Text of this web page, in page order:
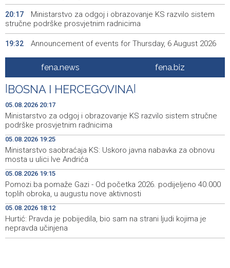
20:17
Ministarstvo za odgoj i obrazovanje KS razvilo sistem
stručne podrške prosvjetnim radnicima
19:32 Announcement of events for Thursday, 6 August 2026
Rise in electric scooter injuries among children; Biloš:
Head and facial injuries most common
19:25
Ministarstvo saobraćaja KS: Uskoro javna nabavka za
obnovu mosta u ulici Ive Andrića
19:15
Pomozi.ba pomaže Gazi - Od početka 2026. podijeljeno
40.000 toplih obroka, u augustu nove aktivnosti
19:12
Conference on representation of constituent peoples
and Others in BiH institutions on August 7
19:12
'Šetnica kulture' nastavljena modnom revijom i
predstavljanjem kozmetike
19:05
Prosecutor's Office indicts former Court of BiH
employee for alleged embezzlement
fena.news fena.biz
BOSNA I HERCEGOVINA
05.08.2026 20:17
Ministarstvo za odgoj i obrazovanje KS razvilo sistem stručne
podrške prosvjetnim radnicima
05.08.2026 19:25
Ministarstvo saobraćaja KS: Uskoro javna nabavka za obnovu
mosta u ulici Ive Andrića
05.08.2026 19:15
Pomozi.ba pomaže Gazi - Od početka 2026. podijeljeno 40.000
toplih obroka, u augustu nove aktivnosti
05.08.2026 18:12
Hurtić: Pravda je pobijedila, bio sam na strani ljudi kojima je
nepravda učinjena